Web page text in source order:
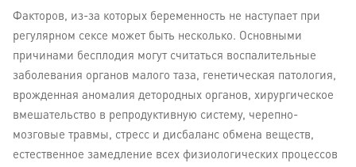
Факторов, из-за которых беременность не наступает при
регулярном сексе может быть несколько. Основными
причинами бесплодия могут считаться воспалительные
заболевания органов малого таза, генетическая патология,
врожденная аномалия детородных органов, хирургическое
вмешательство в репродуктивную систему, черепно-
мозговые травмы, стресс и дисбаланс обмена веществ,
естественное замедление всех физиологических процессов